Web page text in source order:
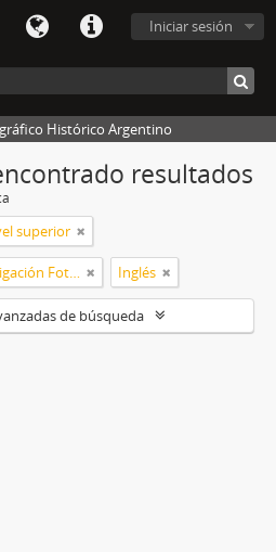
Iniciar sesión
Histórico Argentino
resultados
superior
Fundación Centro de Investigación Fotográfico Histórico Argentino Inglés
de búsqueda